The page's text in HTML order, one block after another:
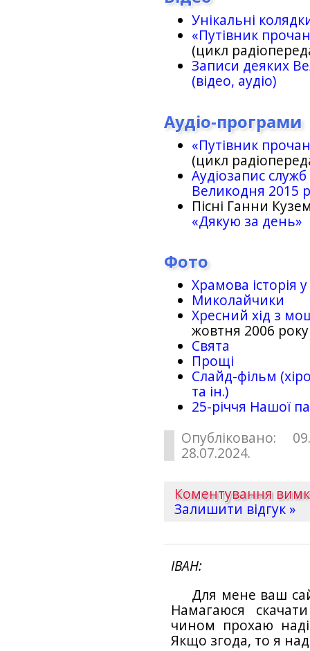
Унікальні
«Путівник
(цикл
Записи деяких
(відео, аудіо)
Аудіо-програми
«Путівник
(цикл
Аудіозапис
Великодня 2015
Пісні Ганни
«Дякую за день»
Фото
Храмова історія
Миколайчики
Хресний хід з
жовтня 2006 року
Свята
Прощі
Слайд-фільм
та ін.)
25-рiччя Нашої
Опубліковано:
28.07.2024.
Коментування
Залишити відгук »
ІВАН
Для мене ваш
Намагаюся
чином прохаю
Якщо згода, то я